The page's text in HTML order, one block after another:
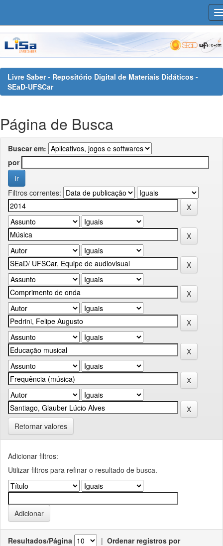
navigation
Livre Saber - Repositório Digital de Materiais Didáticos -
SEaD-UFSCar
Página de Busca
Buscar em:
por
Filtros correntes:
Retornar valores
Adicionar filtros:
Utilizar filtros para refinar o resultado de busca.
Resultados/Página | Ordenar registros por